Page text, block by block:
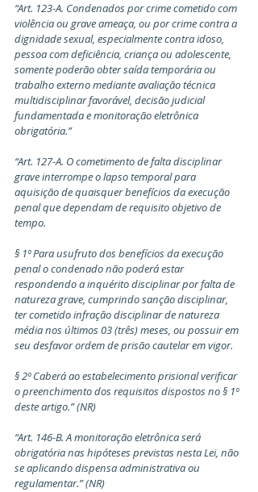
“Art. 123-A. Condenados por crime cometido com
violência ou grave ameaça, ou por crime contra a
dignidade sexual, especialmente contra idoso,
pessoa com deficiência, criança ou adolescente,
somente poderão obter saída temporária ou
trabalho externo mediante avaliação técnica
multidisciplinar favorável, decisão judicial
fundamentada e monitoração eletrônica
obrigatória.”
“Art. 127-A. O cometimento de falta disciplinar
grave interrompe o lapso temporal para
aquisição de quaisquer benefícios da execução
penal que dependam de requisito objetivo de
tempo.
§ 1º Para usufruto dos benefícios da execução
penal o condenado não poderá estar
respondendo a inquérito disciplinar por falta de
natureza grave, cumprindo sanção disciplinar,
ter cometido infração disciplinar de natureza
média nos últimos 03 (três) meses, ou possuir em
seu desfavor ordem de prisão cautelar em vigor.
§ 2º Caberá ao estabelecimento prisional verificar
o preenchimento dos requisitos dispostos no § 1º
deste artigo.” (NR)
“Art. 146-B. A monitoração eletrônica será
obrigatória nas hipóteses previstas nesta Lei, não
se aplicando dispensa administrativa ou
regulamentar.” (NR)